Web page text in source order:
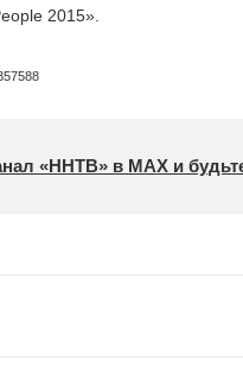
2015».
«ННТВ» в МАХ и